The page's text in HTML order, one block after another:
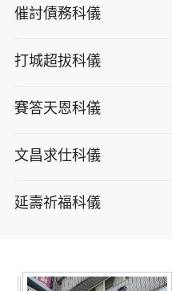
催討債務科儀
打城超拔科儀
賽答天恩科儀
文昌求仕科儀
延壽祈福科儀